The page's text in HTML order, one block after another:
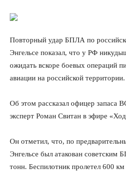
Повторный удар БПЛА по
Энгельсе показал, что у РФ
ожидать вскоре боевых операций
авиации на российской территории.
Об этом рассказал офицер запаса
эксперт Роман Свитан в эфире
Он отметил, что, по
Энгельсе был атакован
тонн. Беспилотник пролетел 600